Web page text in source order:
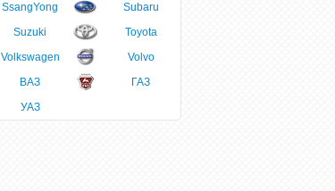
SsangYong
Subaru
Suzuki
Toyota
Volkswagen
Volvo
ВАЗ
ГАЗ
УАЗ